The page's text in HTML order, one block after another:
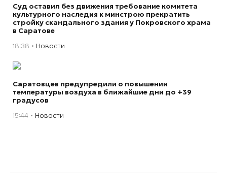
Суд оставил без движения требование комитета
культурного наследия к минстрою прекратить
стройку скандального здания у Покровского храма
в Саратове
18:38 Новости
Саратовцев предупредили о повышении
температуры воздуха в ближайшие дни до +39
градусов
15:44 Новости